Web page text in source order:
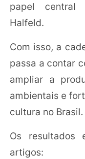
papel central
Halfeld.
Com isso, a
passa a contar
ampliar a
ambientais e
cultura no Brasil.
Os resultados
artigos: